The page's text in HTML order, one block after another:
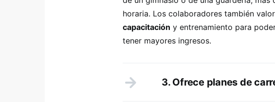
horaria. Los colaboradores también
capacitación y entrenamiento para
tener mayores ingresos.
3. Ofrece planes de